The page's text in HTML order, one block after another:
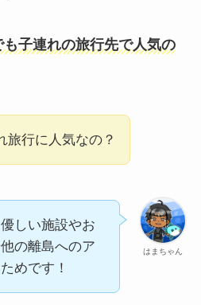
子連れの旅行先で人気の
旅行に人気なの？
はまちゃん
しい施設やお
の離島へのア
めです！